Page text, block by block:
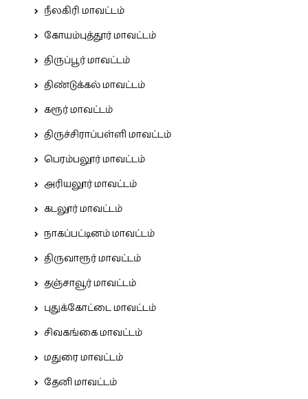
நீலகிரி மாவட்டம்
கோயம்புத்தூர் மாவட்டம்
திருப்பூர் மாவட்டம்
திண்டுக்கல் மாவட்டம்
கரூர் மாவட்டம்
திருச்சிராப்பள்ளி மாவட்டம்
பெரம்பலூர் மாவட்டம்
அரியலூர் மாவட்டம்
கடலூர் மாவட்டம்
நாகப்பட்டினம் மாவட்டம்
திருவாரூர் மாவட்டம்
தஞ்சாவூர் மாவட்டம்
புதுக்கோட்டை மாவட்டம்
சிவகங்கை மாவட்டம்
மதுரை மாவட்டம்
தேனி மாவட்டம்